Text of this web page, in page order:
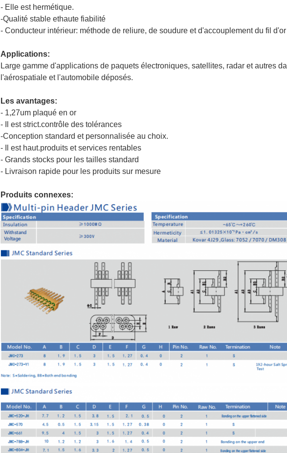
- Elle est hermétique.
-Qualité stable ethaute fiabilité
- Conducteur intérieur: méthode de reliure, de soudure et d'accouplement du fil
Applications:
Large gamme d'applications de paquets électroniques, satellites, radar et autres
l'aérospatiale et l'automobile déposés.
Les avantages:
- 1,27um plaqué en or
- Il est strict.contrôle des tolérances
-Conception standard et personnalisée au choix.
- Il est haut.produits et services rentables
- Grands stocks pour les tailles standard
- Livraison rapide pour les produits sur mesure
Produits connexes: